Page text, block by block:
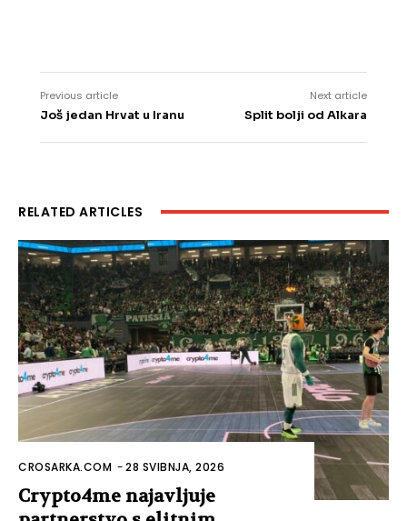
Previous article
Još jedan Hrvat u Iranu
Next article
Split bolji od Alkara
RELATED ARTICLES
CROSARKA.COM -28 SVIBNJA, 2026
Crypto4me najavljuje